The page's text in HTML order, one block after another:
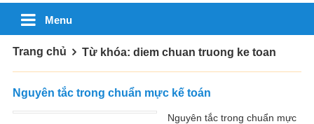
Menu
Trang chủ Từ khóa: diem chuan truong ke toan
Nguyên tắc trong chuẩn mực kế toán
Nguyên tắc trong chuẩn mực